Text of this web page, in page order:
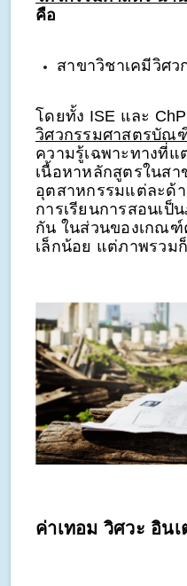
คือ
สาขาวิชาเคมีวิศ
โดยทั้ง ISE และ
วิศวกรรมศาสตรบัณ
ความรู้เฉพาะทางที่
เนื้อหาหลักสูตรในส
อุตสาหกรรมแต่ละด้
การเรียนการสอนเป็
กัน ในส่วนของเกณ
เล็กน้อย แต่ภาพรวม
ค่าเทอม วิศวะ อิน